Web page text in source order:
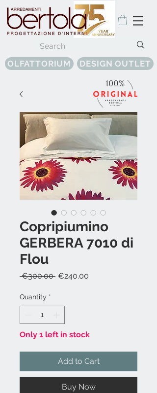
OLFATTORIUM DESIGN OUTLET
Copripiumino
GERBERA 7010 di
Flou
€300.00 Regular
€240.00
Quantity *
Only 1 left in stock
Add to Cart
Buy Now